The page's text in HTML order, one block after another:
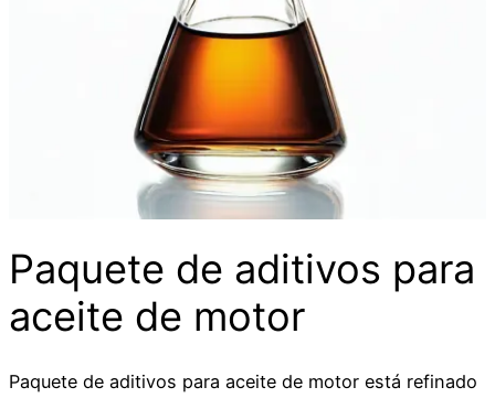
Paquete de aditivos para
aceite de motor
Paquete de aditivos para aceite de motor está refinado